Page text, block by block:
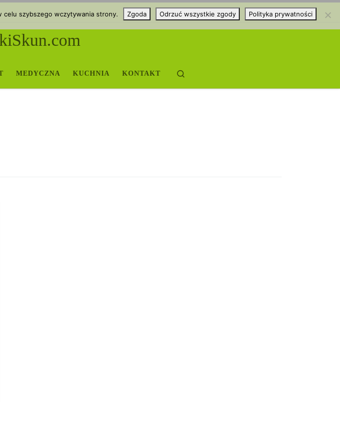
MEDYCZNA KUCHNIA KONTAKT
celu szybszego wczytywania strony. Zgoda Odrzuć wszystkie zgody Polityka prywatności